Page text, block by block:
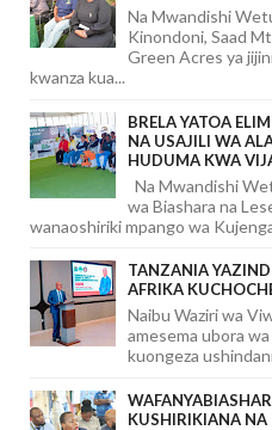
Na Mwandishi
Kinondoni, Saad
Green Acres ya
kwanza kua...
BRELA YATOA
NA USAJILI WA
HUDUMA KWA
Na Mwandishi
wa Biashara na
wanaoshiriki mpango wa
TANZANIA
AFRIKA
Naibu Waziri wa
amesema ubora
kuongeza
KUSHIRIKIANA